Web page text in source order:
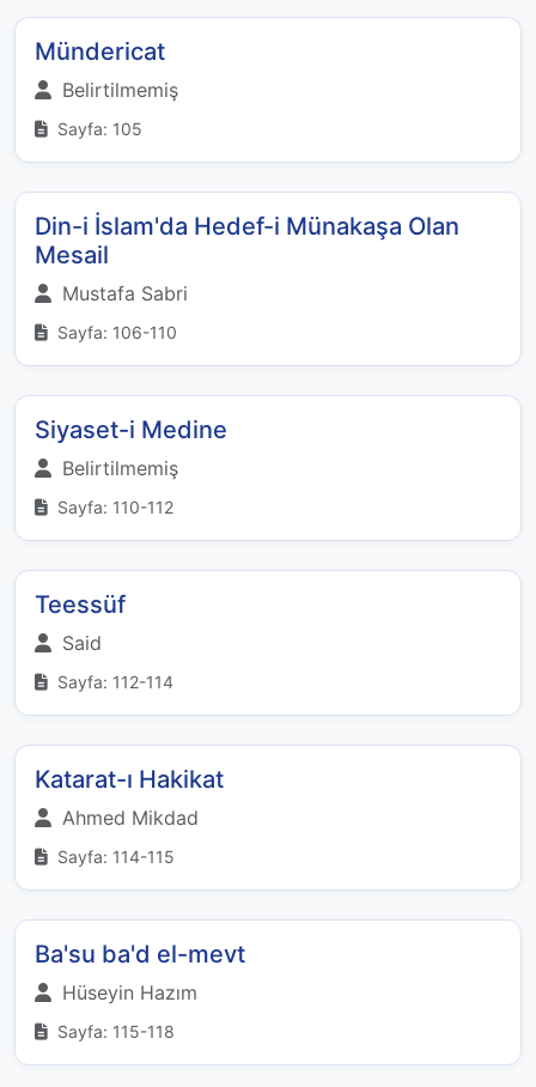
Mündericat
Belirtilmemiş
Sayfa: 105
Din-i İslam'da Hedef-i Münakaşa Olan
Mesail
Mustafa Sabri
Sayfa: 106-110
Siyaset-i Medine
Belirtilmemiş
Sayfa: 110-112
Teessüf
Said
Sayfa: 112-114
Katarat-ı Hakikat
Ahmed Mikdad
Sayfa: 114-115
Ba'su ba'd el-mevt
Hüseyin Hazım
Sayfa: 115-118